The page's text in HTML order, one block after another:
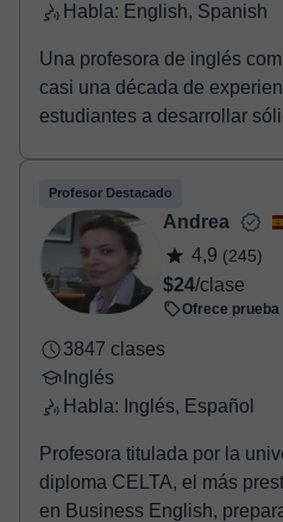
Habla: English, Spanish
Una profesora de inglés
casi una década de
estudiantes a desarrollar
Profesor Destacado
Andrea
4,9 (245)
$24/clase
Ofrece
3847 clases
Inglés
Habla: Inglés, Español
Profesora titulada por la
diploma CELTA, el más
en Business English,